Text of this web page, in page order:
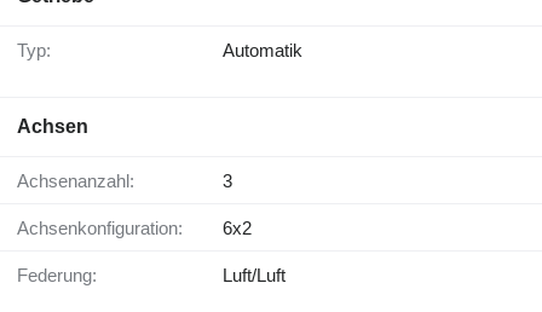
Typ: Automatik
Achsen
Achsenanzahl: 3
Achsenkonfiguration: 6x2
Federung: Luft/Luft